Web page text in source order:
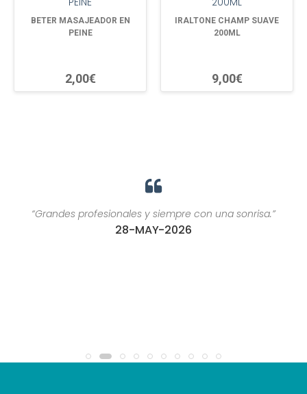
BETER MASAJEADOR EN
PEINE
2,00€
IRALTONE CHAMP SUAVE
200ML
9,00€
“Grandes profesionales y siempre con una sonrisa.”
28-MAY-2026